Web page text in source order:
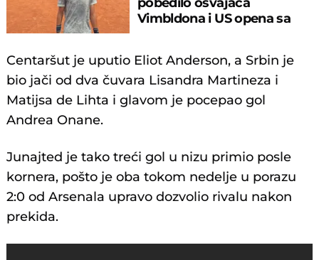
Vimbldona i US opena sa
Centaršut je uputio Eliot Anderson, a Srbin je
bio jači od dva čuvara Lisandra Martineza i
Matijsa de Lihta i glavom je pocepao gol
Andrea Onane.
Junajted je tako treći gol u nizu primio posle
kornera, pošto je oba tokom nedelje u porazu
2:0 od Arsenala upravo dozvolio rivalu nakon
prekida.